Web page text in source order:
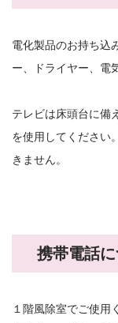
電化製品のお持ち込
ー、ドライヤー、電
テレビは床頭台に備
を使用してください
きません。
携帯電話
１階風除室でご使用